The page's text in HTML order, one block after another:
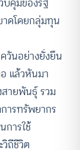
าดโดยกลุ่มทุน
วันอย่างยั่งยืน
แล้วหันมา
สายพันธุ์ รวม
ารทรัพยากร
การใช้
ถีชีวิต